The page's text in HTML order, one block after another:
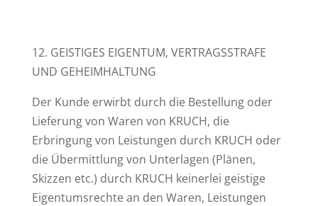
12. GEISTIGES EIGENTUM, VERTRAGSSTRAFE
UND GEHEIMHALTUNG
Der Kunde erwirbt durch die Bestellung oder
Lieferung von Waren von KRUCH, die
Erbringung von Leistungen durch KRUCH oder
die Übermittlung von Unterlagen (Plänen,
Skizzen etc.) durch KRUCH keinerlei geistige
Eigentumsrechte an den Waren, Leistungen